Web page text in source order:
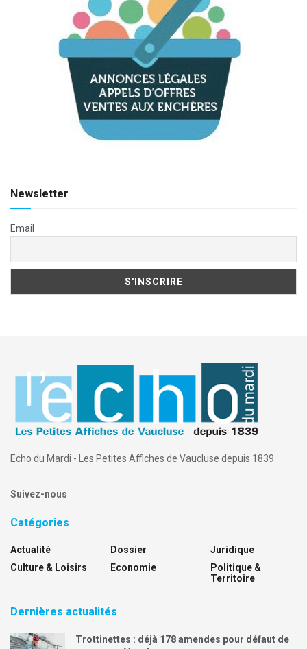
Newsletter
Email
Echo du Mardi - Les Petites Affiches de Vaucluse depuis 1839
Suivez-nous
Catégories
Actualité
Culture & Loisirs
Dossier
Economie
Juridique
Politique &
Territoire
Dernières actualités
Trottinettes : déjà 178 amendes pour défaut de